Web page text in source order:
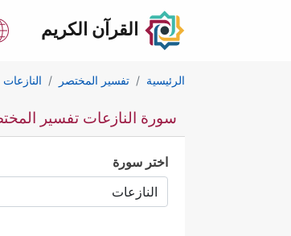
القرآن الكريم
الرئيسية تفسير المختصر النازعات
سورة النازعات تفسير
اختر سورة